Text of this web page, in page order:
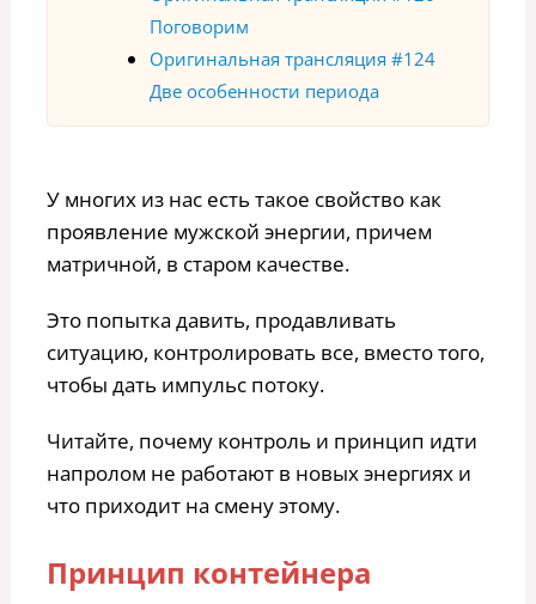
Поговорим
Оригинальная трансляция #124
Две особенности периода
У многих из нас есть такое свойство как
проявление мужской энергии, причем
матричной, в старом качестве.
Это попытка давить, продавливать
ситуацию, контролировать все, вместо того,
чтобы дать импульс потоку.
Читайте, почему контроль и принцип идти
напролом не работают в новых энергиях и
что приходит на смену этому.
Принцип контейнера